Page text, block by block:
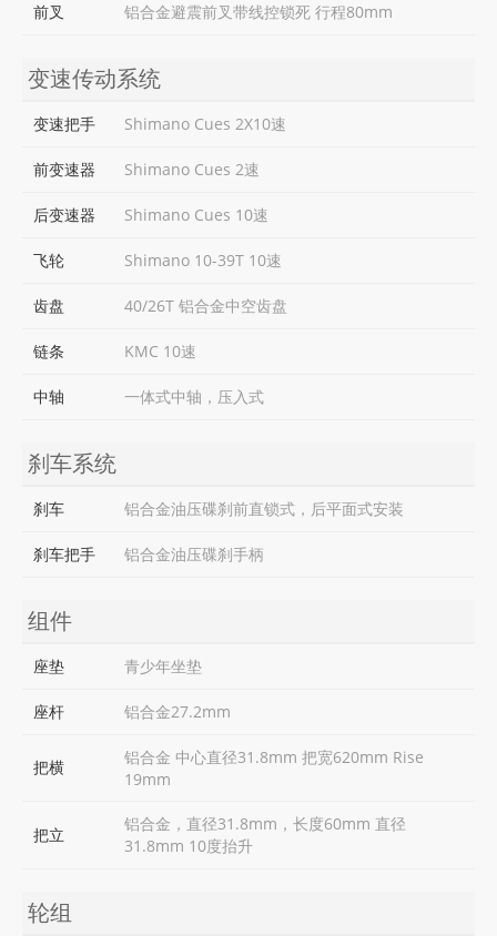
前叉 铝合金避震前叉带线控锁死 行程80mm
变速传动系统
变速把手 Shimano Cues 2X10速
前变速器 Shimano Cues 2速
后变速器 Shimano Cues 10速
飞轮 Shimano 10-39T 10速
齿盘 40/26T 铝合金中空齿盘
链条 KMC 10速
中轴 一体式中轴，压入式
刹车系统
刹车 铝合金油压碟刹前直锁式，后平面式安装
刹车把手 铝合金油压碟刹手柄
组件
座垫 青少年坐垫
座杆 铝合金27.2mm
把横
铝合金 中心直径31.8mm 把宽620mm Rise
19mm
把立
铝合金，直径31.8mm，长度60mm 直径
31.8mm 10度抬升
轮组